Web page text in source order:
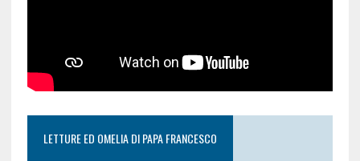
LETTURE ED OMELIA DI PAPA FRANCESCO